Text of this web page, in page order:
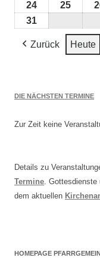
August
24 25
2026
31
August
2026
Zurück Heute
DIE NÄCHSTEN TERMINE
Zur Zeit keine
Details zu
Termine. Gottesdienste
dem aktuellen
HOMEPAGE